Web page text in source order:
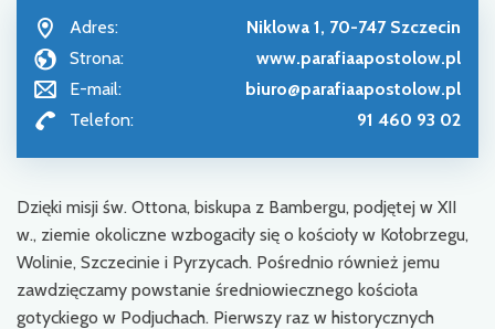
Adres:
Niklowa 1, 70-747 Szczecin
Strona:
www.parafiaapostolow.pl
E-mail:
biuro@parafiaapostolow.pl
Telefon:
91 460 93 02
Dzięki misji św. Ottona, biskupa z Bambergu, podjętej w XII
w., ziemie okoliczne wzbogaciły się o kościoły w Kołobrzegu,
Wolinie, Szczecinie i Pyrzycach. Pośrednio również jemu
zawdzięczamy powstanie średniowiecznego kościoła
gotyckiego w Podjuchach. Pierwszy raz w historycznych